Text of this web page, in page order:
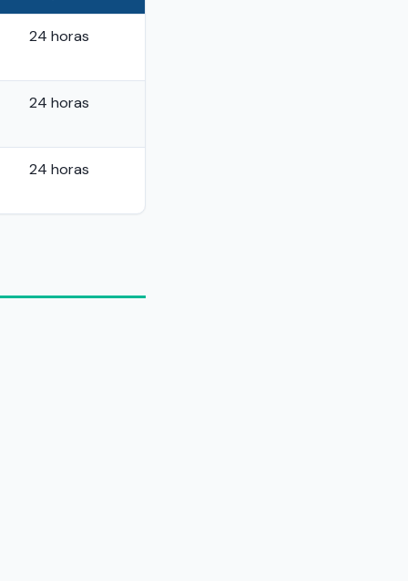
24 horas
24 horas
24 horas